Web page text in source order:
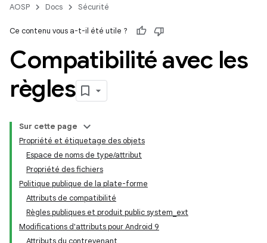
AOSP Docs Sécurité
Ce contenu vous a-t-il été utile ?
Compatibilité avec les
règles
Sur cette page
Propriété et étiquetage des objets
Espace de noms de type/attribut
Propriété des fichiers
Politique publique de la plate-forme
Attributs de compatibilité
Règles publiques et produit public system_ext
Modifications d'attributs pour Android 9
Attributs du contrevenant